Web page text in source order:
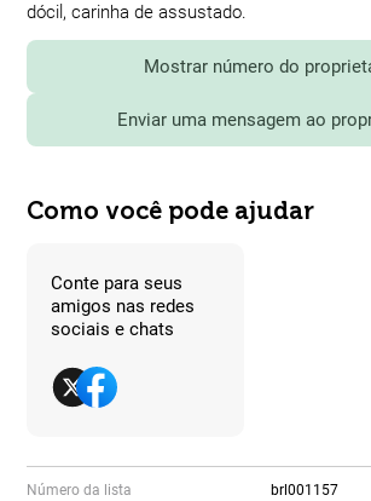
dócil, carinha de assustado.
Mostrar número do
Enviar uma mensagem ao
Como você pode ajudar
Conte para seus
amigos nas redes
sociais e chats
Número da lista brl001157